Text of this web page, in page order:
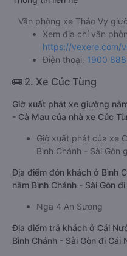
Văn phòng xe Thảo Vy
Xem địa chỉ văn
https://vexere.com/
Điện thoại: 1900
🚌 2. Xe Cúc Tùng
Giờ xuất phát xe giường
- Cà Mau của nhà xe Cúc
Giờ xuất phát của xe
Bình Chánh - Sài Gòn
Địa điểm đón khách ở Bình
nằm Bình Chánh - Sài Gòn
Ngã 4 An Sương
Địa điểm trả khách ở Cái
Bình Chánh - Sài Gòn đi Cái